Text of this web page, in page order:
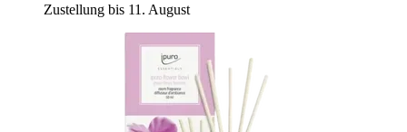
Zustellung bis 11. August